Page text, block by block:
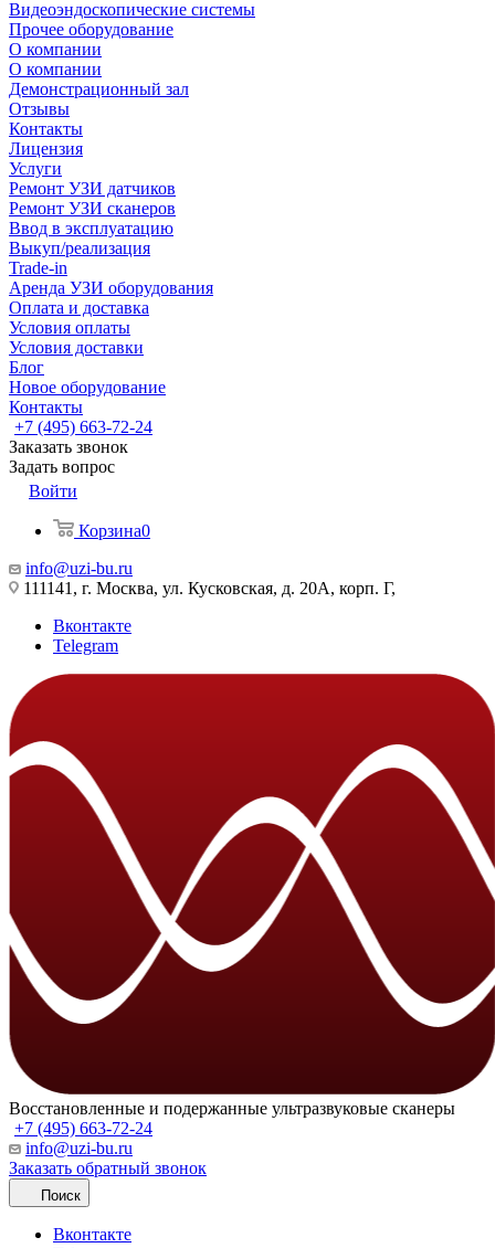
Видеоэндоскопические системы
Прочее оборудование
О компании
О компании
Демонстрационный зал
Отзывы
Контакты
Лицензия
Услуги
Ремонт УЗИ датчиков
Ремонт УЗИ сканеров
Ввод в эксплуатацию
Выкуп/реализация
Trade-in
Аренда УЗИ оборудования
Оплата и доставка
Условия оплаты
Условия доставки
Блог
Новое оборудование
Контакты
+7 (495) 663-72-24
Заказать звонок
Задать вопрос
Войти
Корзина0
info@uzi-bu.ru
111141, г. Москва, ул. Кусковская, д. 20А, корп. Г,
Вконтакте
Telegram
Восстановленные и подержанные ультразвуковые сканеры
+7 (495) 663-72-24
info@uzi-bu.ru
Заказать обратный звонок
Поиск
Вконтакте